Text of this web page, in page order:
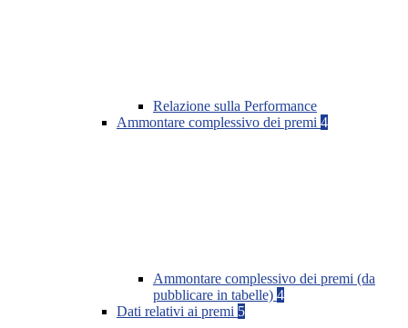
Relazione sulla Performance
Ammontare complessivo dei premi 4
Ammontare complessivo dei premi (da
pubblicare in tabelle) 4
Dati relativi ai premi 5